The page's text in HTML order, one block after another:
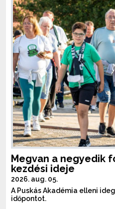
Megvan a negyedik
kezdési ideje
2026. aug. 05.
A Puskás Akadémia elleni
időpontot.